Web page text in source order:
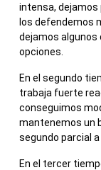
intensa,
los defendemos
dejamos algunos
opciones.
En el segundo
trabaja fuerte
conseguimos
mantenemos un
segundo parcial
En el tercer